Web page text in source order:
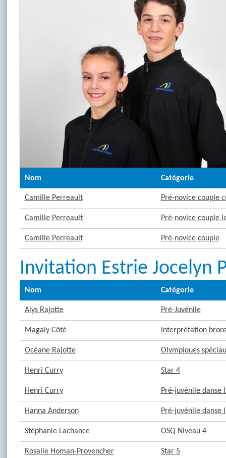
Nom Catégorie
Camille Perreault Pré-novice couple
Camille Perreault Pré-novice couple
Camille Perreault Pré-novice couple
Invitation Estrie Jocelyn
Nom Catégorie
Alys Rajotte Pré-Juvénile
Magaly Côté Interprétation
Océane Rajotte Olympiques
Henri Curry Star 4
Henri Curry Pré-juvénile danse
Hanna Anderson Pré-juvénile danse
Stéphanie Lachance OSQ Niveau 4
Rosalie Homan-Provencher Star 5